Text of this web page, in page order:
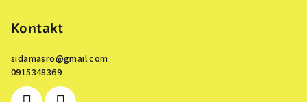
Kontakt
sidamasro@gmail.com
0915348369